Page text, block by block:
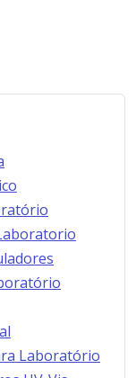
Laboratório